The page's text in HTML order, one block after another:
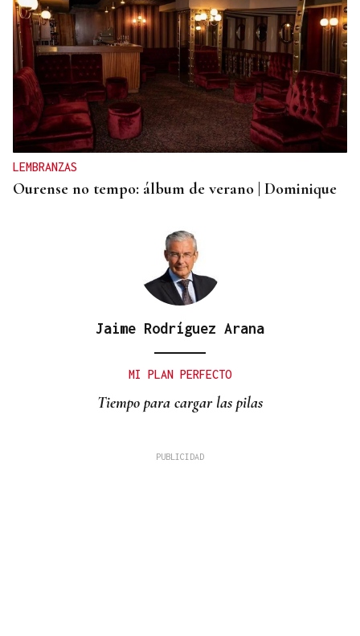
LEMBRANZAS
Ourense no tempo: álbum de verano | Dominique
Jaime Rodríguez Arana
MI PLAN PERFECTO
Tiempo para cargar las pilas